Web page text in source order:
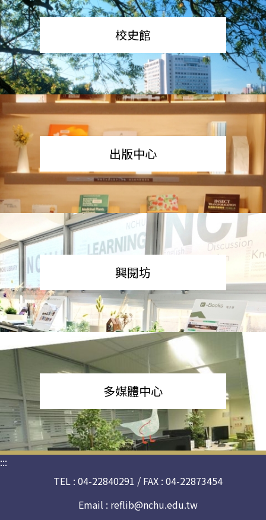
校史館
出版中心
興閱坊
多媒體中心
:::
TEL : 04-22840291 / FAX : 04-22873454
Email : reflib@nchu.edu.tw